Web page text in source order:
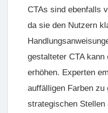
CTAs sind ebenfalls
da sie den Nutzern
gestalteter CTA
erhöhen. Experten
auffälligen Farben
strategischen